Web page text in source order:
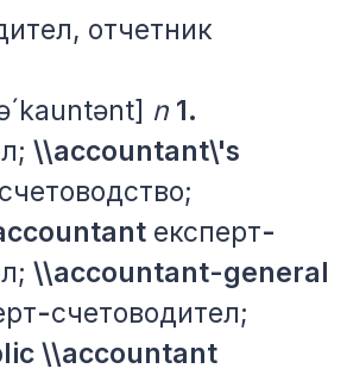
отчетник
n 1.
\\accountant\'s
счетоводство;
експерт-
\\accountant-general
-счетоводител;
\\accountant